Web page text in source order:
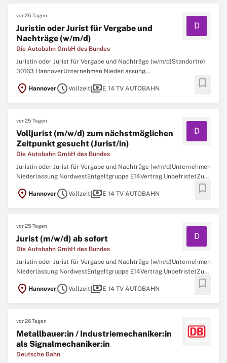
vor 25 Tagen
Juristin oder Jurist für Vergabe und
Nachträge (w/m/d)
Die Autobahn GmbH des Bundes
D
Juristin oder Jurist für Vergabe und Nachträge (w/m/d)Standort(e)
30163 HannoverUnternehmen Niederlassung
VergabeErfahrungsniveau BerufserfahreneVertrag
location_on HannoverscheduleVollzeitpaymentsE 14 TV AUTOBAHN bookmark
vor 25 Tagen
Volljurist (m/w/d) zum nächstmöglichen
Zeitpunkt gesucht (Jurist/in)
Die Autobahn GmbH des Bundes
D
Juristin oder Jurist für Vergabe und Nachträge (w/m/d)Unternehmen
Niederlassung NordwestEntgeltgruppe E14Vertrag UnbefristetZur
Vergabestelle suchen wir Sie zum nächstmöglichen Zeitpunkt als
location_on HannoverscheduleVollzeitpaymentsE 14 TV AUTOBAHN bookmark
vor 25 Tagen
Jurist (m/w/d) ab sofort
Die Autobahn GmbH des Bundes
D
Juristin oder Jurist für Vergabe und Nachträge (w/m/d)Unternehmen
Niederlassung NordwestEntgeltgruppe E14Vertrag UnbefristetZur
Vergabestelle suchen wir Sie zum nächstmöglichen Zeitpunkt als
location_on HannoverscheduleVollzeitpaymentsE 14 TV AUTOBAHN bookmark
vor 26 Tagen
Metallbauer:in / Industriemechaniker:in
als Signalmechaniker:in
Deutsche Bahn